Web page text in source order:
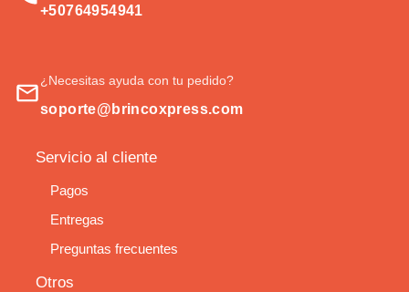
+50764954941
¿Necesitas ayuda con tu pedido?
soporte@brincoxpress.com
Servicio al cliente
Pagos
Entregas
Preguntas frecuentes
Otros